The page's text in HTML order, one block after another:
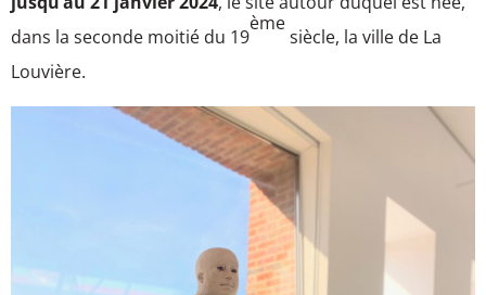
dans la seconde moitié du 19
ème
siècle, la ville de La
Louvière.